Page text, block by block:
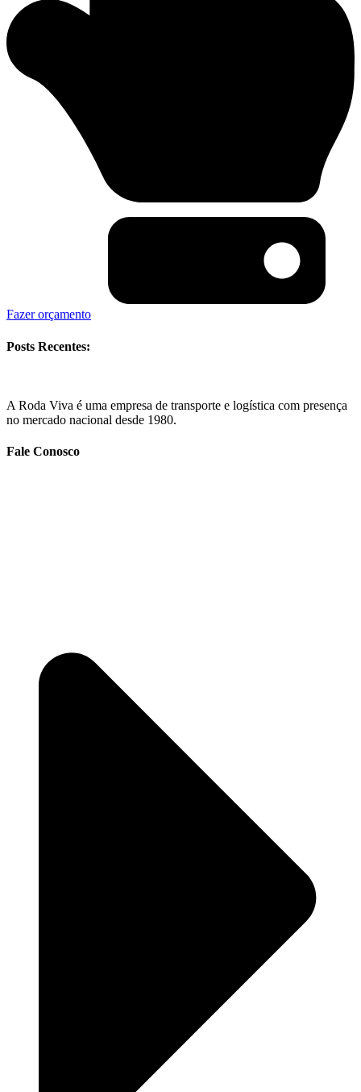
Fazer orçamento
Posts Recentes:
A Roda Viva é uma empresa de transporte e logística com presença
no mercado nacional desde 1980.
Fale Conosco